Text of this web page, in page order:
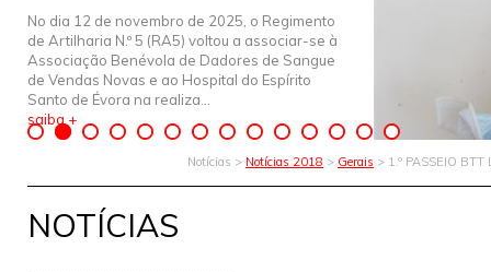
No dia 12 de novembro de 2025, o Regimento
de Artilharia N.º 5 (RA5) voltou a associar-se à
Associação Benévola de Dadores de Sangue
de Vendas Novas e ao Hospital do Espírito
Santo de Évora na realiza...
saiba +
Notícias > Notícias 2018 > Gerais > 1.º PASSEIO
NOTÍCIAS